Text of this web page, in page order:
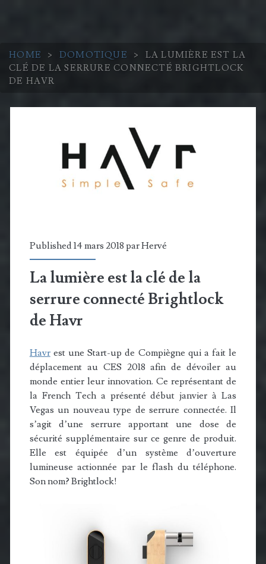
HOME > DOMOTIQUE >
LA LUMIÈRE EST LA
CLÉ DE LA SERRURE CONNECTÉ BRIGHTLOCK
DE HAVR
Published 14 mars 2018 parHervé
La lumière est la clé de la
serrure connecté Brightlock
de Havr
Havrest une Start-up de Compiègne qui a fait le
déplacement au CES 2018 afin de dévoiler au
monde entier leur innovation. Ce représentant de
la French Tech a présenté début janvier à Las
Vegas un nouveau type de serrure connectée. Il
s’agit d’une serrure apportant une dose de
sécurité supplémentaire sur ce genre de produit.
Elle est équipée d’un système d’ouverture
lumineuse actionnée par le flash du téléphone.
Son nom? Brightlock!